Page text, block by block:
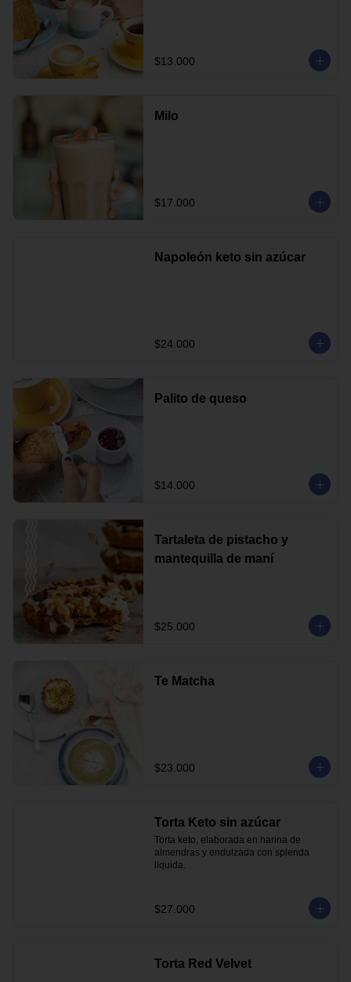
$13.000
Milo
$17.000
Napoleón keto sin azúcar
$24.000
Palito de queso
$14.000
Tartaleta de pistacho y
mantequilla de maní
$25.000
Te Matcha
$23.000
Torta Keto sin azúcar
Torta keto, elaborada en harina de
almendras y endulzada con splenda
liquida.
$27.000
Torta Red Velvet